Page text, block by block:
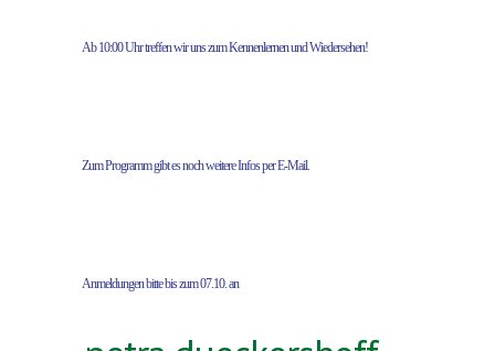
Ab 10:00 Uhr treffen wir uns zum Kennenlernen und Wiedersehen!
Zum Programm gibt es noch weitere Infos per E-Mail.
Anmeldungen bitte bis zum 07.10. an